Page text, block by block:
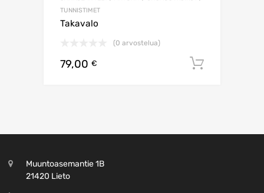
TUNNISTIMET
Takavalo
(0 arvostelua)
79,00 €
Muuntoasemantie 1B
21420 Lieto